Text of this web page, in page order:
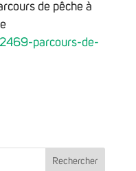
de pêche à
parcours-de-